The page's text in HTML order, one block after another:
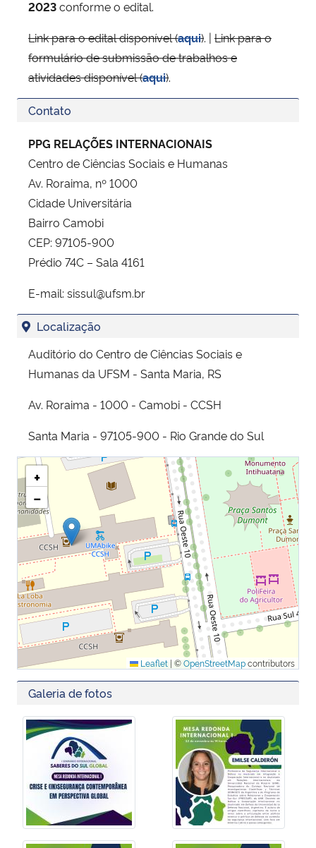
2023conforme o edital.
Link para o edital disponível (aqui). | Link para o
formulário de submissão de trabalhos e
atividades disponível (aqui).
Contato
PPG RELAÇÕES INTERNACIONAIS
Centro de Ciências Sociais e Humanas
Av. Roraima, nº 1000
Cidade Universitária
Bairro Camobi
CEP: 97105-900
Prédio 74C – Sala 4161
E-mail: sissul@ufsm.br
Localização
Auditório do Centro de Ciências Sociais e
Humanas da UFSM - Santa Maria, RS
Av. Roraima - 1000 - Camobi - CCSH
Santa Maria - 97105-900 - Rio Grande do Sul
+
−
Leaflet | ©OpenStreetMapcontributors
Galeria de fotos